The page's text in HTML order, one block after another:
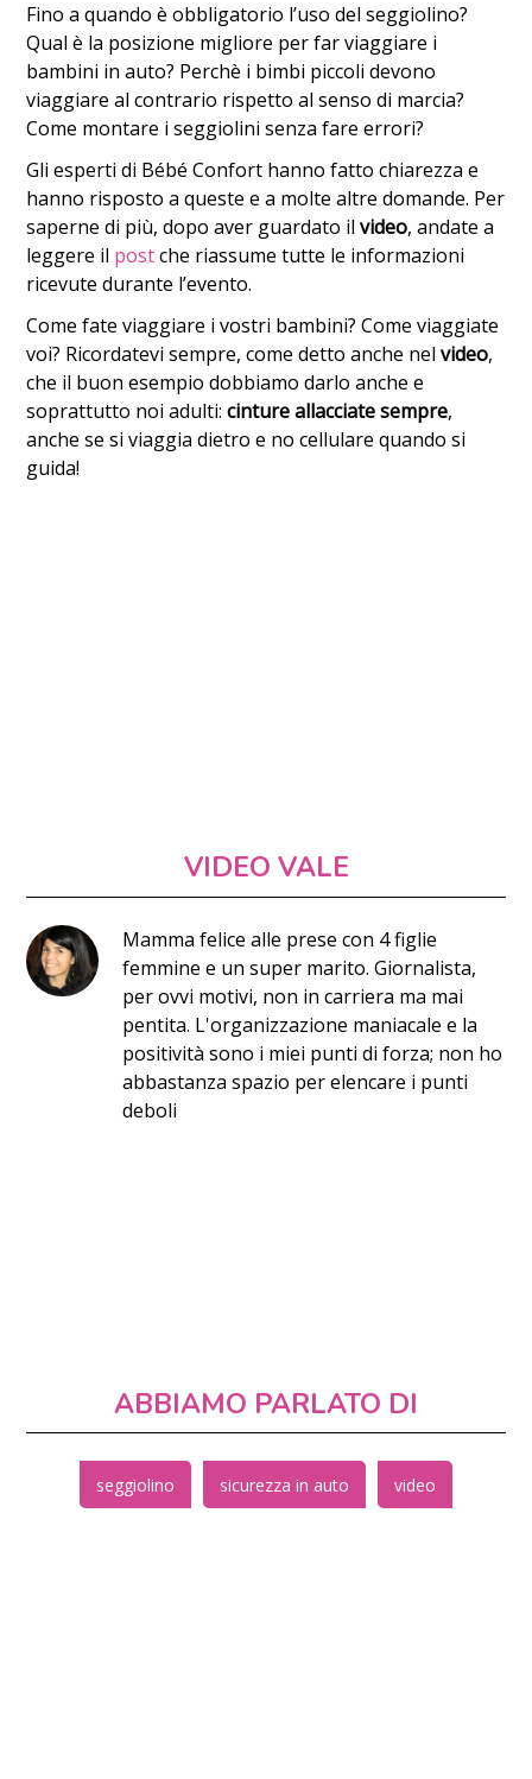
Fino a quando è obbligatorio l’uso del seggiolino?
Qual è la posizione migliore per far viaggiare i
bambini in auto? Perchè i bimbi piccoli devono
viaggiare al contrario rispetto al senso di marcia?
Come montare i seggiolini senza fare errori?
Gli esperti di Bébé Confort hanno fatto chiarezza e
hanno risposto a queste e a molte altre domande. Per
saperne di più, dopo aver guardato ilvideo, andate a
leggere il postche riassume tutte le informazioni
ricevute durante l’evento.
Come fate viaggiare i vostri bambini? Come viaggiate
voi? Ricordatevi sempre, come detto anche nelvideo,
che il buon esempio dobbiamo darlo anche e
soprattutto noi adulti:cinture allacciate sempre,
anche se si viaggia dietro e no cellulare quando si
guida!
VIDEO VALE
Mamma felice alle prese con 4 figlie
femmine e un super marito. Giornalista,
per ovvi motivi, non in carriera ma mai
pentita. L'organizzazione maniacale e la
positività sono i miei punti di forza; non ho
abbastanza spazio per elencare i punti
deboli
ABBIAMO PARLATO DI
seggiolino sicurezza in auto video